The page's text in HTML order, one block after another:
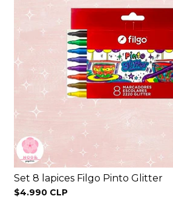
Set 8 lapices Filgo Pinto Glitter
$4.990 CLP